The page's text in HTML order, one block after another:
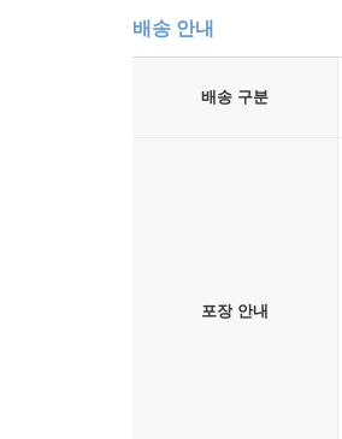
배송 안내
배송 구분
포장 안내